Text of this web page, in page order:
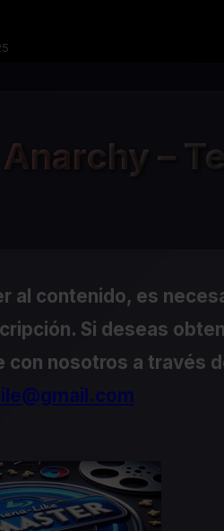
–
al contenido, es
Si deseas
con nosotros a través